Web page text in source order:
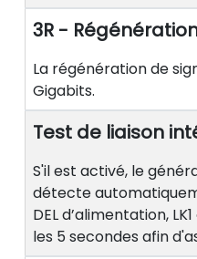
3R -
La régénération de
Gigabits.
Test de liaison
S'il est activé, le
détecte
DEL d’alimentation,
les 5 secondes afin